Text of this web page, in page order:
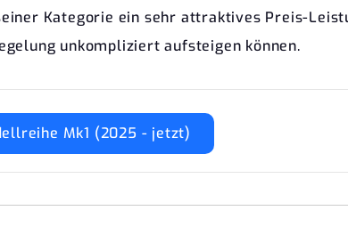
Kategorie ein sehr attraktives Preis-
unkompliziert aufsteigen können.
Mk1 (2025 - jetzt)